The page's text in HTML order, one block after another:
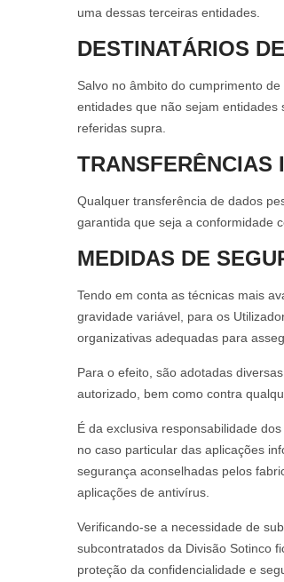
uma dessas terceiras entidades.
DESTINATÁRIOS
Salvo no âmbito do cumprimento
entidades que não sejam
referidas supra.
TRANSFERÊNCIAS
Qualquer transferência de dados
garantida que seja a conformidade
MEDIDAS DE
Tendo em conta as técnicas mais
gravidade variável, para os
organizativas adequadas para
Para o efeito, são adotadas
autorizado, bem como contra
É da exclusiva responsabilidade
no caso particular das aplicações
segurança aconselhadas pelos
aplicações de antivírus.
Verificando-se a necessidade de
subcontratados da Divisão Sotinco
proteção da confidencialidade e